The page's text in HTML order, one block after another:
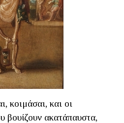
κοιμάσαι, και οι
βουίζουν ακατάπαυστα,